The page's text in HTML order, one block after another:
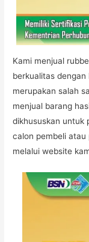
Kami menjual
berkualitas
merupakan salah
menjual barang
dikhususkan untuk
calon pembeli atau
melalui website